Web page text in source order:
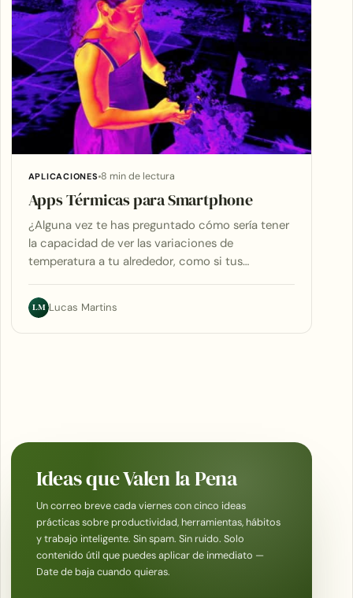
APLICACIONES 8 min de lectura
Apps Térmicas para Smartphone
¿Alguna vez te has preguntado cómo sería tener
la capacidad de ver las variaciones de
temperatura a tu alrededor, como si tus…
LM Lucas Martins
Ideas que Valen la Pena
Un correo breve cada viernes con cinco ideas
prácticas sobre productividad, herramientas, hábitos
y trabajo inteligente. Sin spam. Sin ruido. Solo
contenido útil que puedes aplicar de inmediato —
Date de baja cuando quieras.